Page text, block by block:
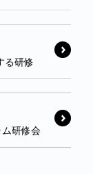
る研修
研修会